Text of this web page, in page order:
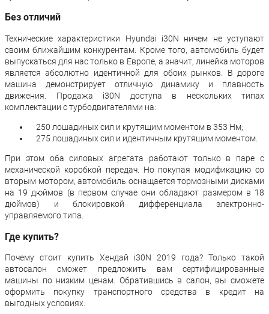
Без отличий
Технические характеристики Hyundai i30N ничем не уступают
своим ближайшим конкурентам. Кроме того, автомобиль будет
выпускаться для нас только в Европе, а значит, линейка моторов
является абсолютно идентичной для обоих рынков. В дороге
машина демонстрирует отличную динамику и плавность
движения. Продажа i30N доступа в нескольких типах
комплектации с турбодвигателями на:
250 лошадиных сил и крутящим моментом в 353 Нм;
275 лошадиных сил и идентичным крутящим моментом.
При этом оба силовых агрегата работают только в паре с
механической коробкой передач. Но покупая модификацию со
вторым мотором, автомобиль оснащается тормозными дисками
на 19 дюймов (в первом случае они обладают размером в 18
дюймов) и блокировкой дифференциала электронно-
управляемого типа.
Где купить?
Почему стоит купить Хендай i30N 2019 года? Только такой
автосалон сможет предложить вам сертифицированные
машины по низким ценам. Обратившись в салон, вы сможете
оформить покупку транспортного средства в кредит на
выгодных условиях.